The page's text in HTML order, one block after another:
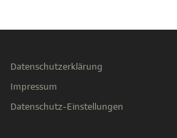
Datenschutzerklärung
Impressum
Datenschutz-Einstellungen